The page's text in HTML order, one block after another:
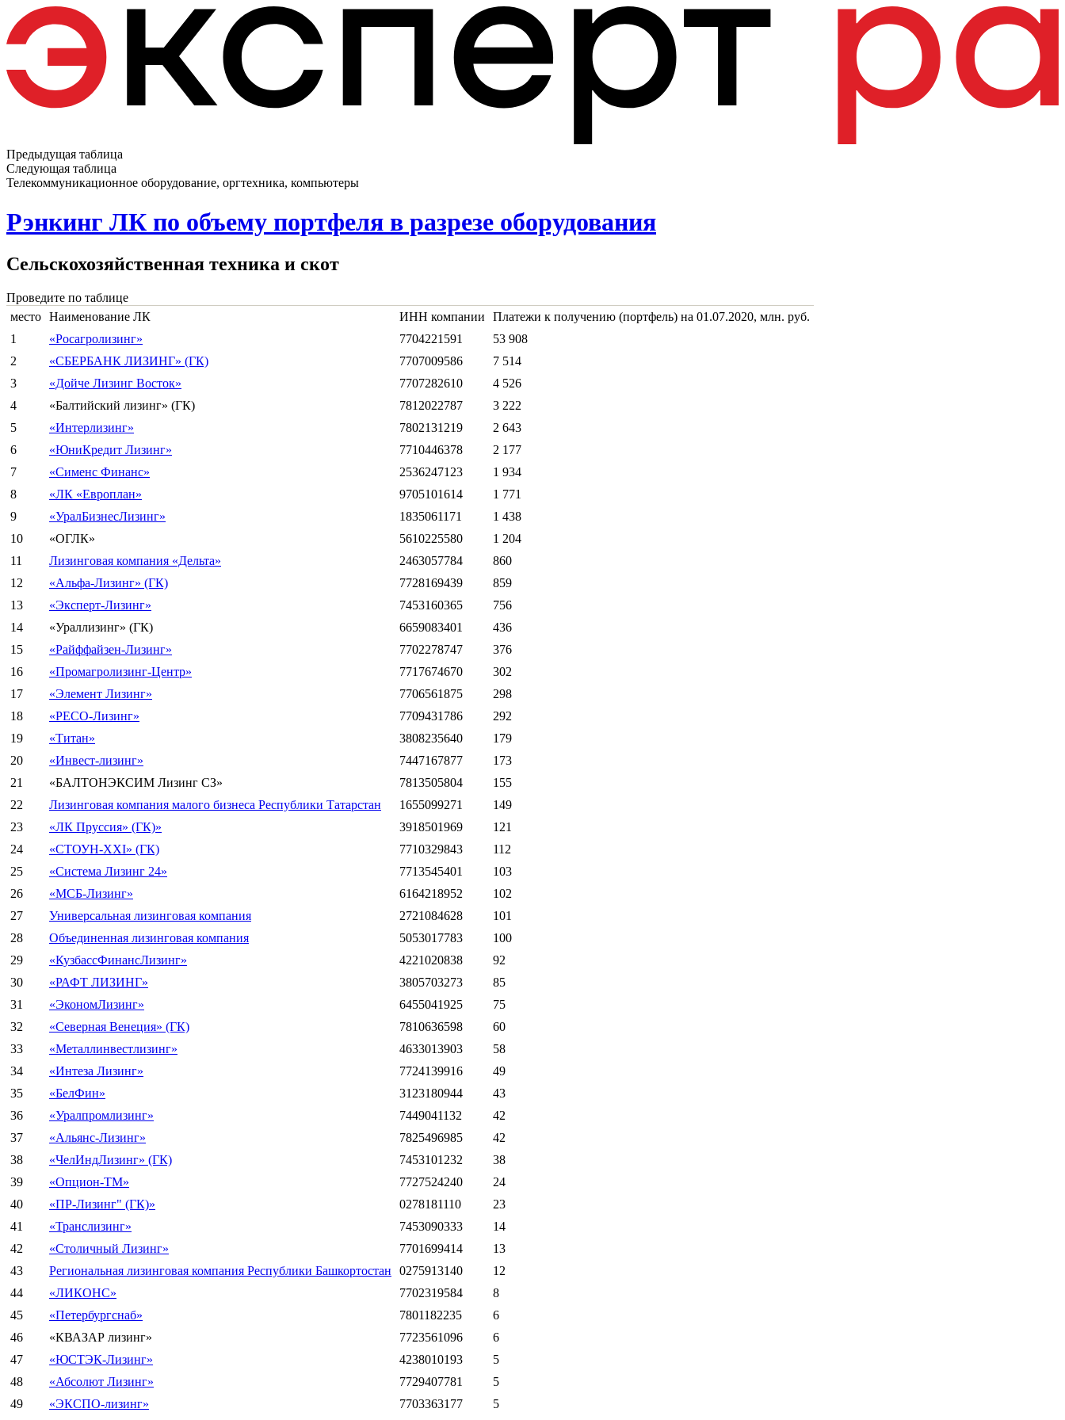
Предыдущая таблица
Следующая таблица
Телекоммуникационное оборудование, оргтехника, компьютеры
Рэнкинг ЛК по объему портфеля в разрезе оборудования
Сельскохозяйственная техника и скот
Проведите по таблице
место Наименование ЛК ИНН компании
Платежи к получению (портфель) на 01.07.2020, млн. руб.
1
«Росагролизинг» 7704221591
53 908
2
«СБЕРБАНК ЛИЗИНГ» (ГК) 7707009586
7 514
3
«Дойче Лизинг Восток» 7707282610
4 526
4
«Балтийский лизинг» (ГК) 7812022787
3 222
5
«Интерлизинг» 7802131219
2 643
6
«ЮниКредит Лизинг» 7710446378
2 177
7
«Сименс Финанс» 2536247123
1 934
8
«ЛК «Европлан» 9705101614
1 771
9
«УралБизнесЛизинг» 1835061171
1 438
10
«ОГЛК» 5610225580
1 204
11
Лизинговая компания «Дельта» 2463057784
860
12
«Альфа-Лизинг» (ГК) 7728169439
859
13
«Эксперт-Лизинг» 7453160365
756
14
«Ураллизинг» (ГК) 6659083401
436
15
«Райффайзен-Лизинг» 7702278747
376
16
«Промагролизинг-Центр» 7717674670
302
17
«Элемент Лизинг» 7706561875
298
18
«РЕСО-Лизинг» 7709431786
292
19
«Титан» 3808235640
179
20
«Инвест-лизинг» 7447167877
173
21
«БАЛТОНЭКСИМ Лизинг СЗ» 7813505804
155
22
Лизинговая компания малого бизнеса Республики Татарстан 1655099271
149
23
«ЛК Пруссия» (ГК)» 3918501969
121
24
«СТОУН-XXI» (ГК) 7710329843
112
25
«Система Лизинг 24» 7713545401
103
26
«МСБ-Лизинг» 6164218952
102
27
Универсальная лизинговая компания 2721084628
101
28
Объединенная лизинговая компания 5053017783
100
29
«КузбассФинансЛизинг» 4221020838
92
30
«РАФТ ЛИЗИНГ» 3805703273
85
31
«ЭкономЛизинг» 6455041925
75
32
«Северная Венеция» (ГК) 7810636598
60
33
«Металлинвестлизинг» 4633013903
58
34
«Интеза Лизинг» 7724139916
49
35
«БелФин» 3123180944
43
36
«Уралпромлизинг» 7449041132
42
37
«Альянс-Лизинг» 7825496985
42
38
«ЧелИндЛизинг» (ГК) 7453101232
38
39
«Опцион-ТМ» 7727524240
24
40
«ПР-Лизинг" (ГК)» 0278181110
23
41
«Транслизинг» 7453090333
14
42
«Столичный Лизинг» 7701699414
13
43
Региональная лизинговая компания Республики Башкортостан 0275913140
12
44
«ЛИКОНС» 7702319584
8
45
«Петербургснаб» 7801182235
6
46
«КВАЗАР лизинг» 7723561096
6
47
«ЮСТЭК-Лизинг» 4238010193
5
48
«Абсолют Лизинг» 7729407781
5
49
«ЭКСПО-лизинг» 7703363177
5